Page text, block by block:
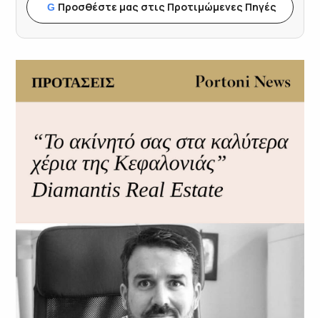
G Προσθέστε μας στις Προτιμώμενες Πηγές